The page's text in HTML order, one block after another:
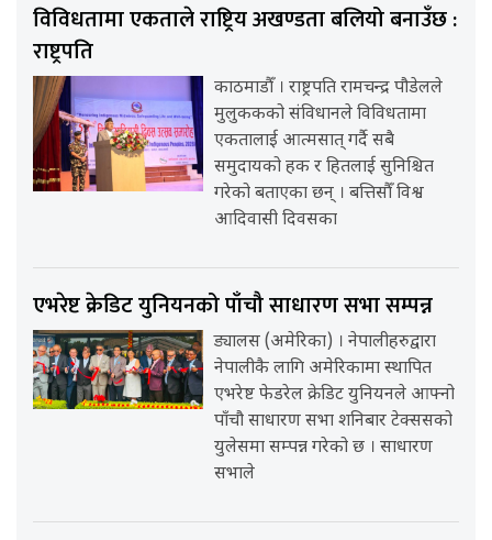
विविधतामा एकताले राष्ट्रिय अखण्डता बलियो बनाउँछ :
राष्ट्रपति
काठमाडौँ । राष्ट्रपति रामचन्द्र पौडेलले
मुलुककको संविधानले विविधतामा
एकतालाई आत्मसात् गर्दै सबै
समुदायको हक र हितलाई सुनिश्चित
गरेको बताएका छन् । बत्तिसौँ विश्व
आदिवासी दिवसका
एभरेष्ट क्रेडिट युनियनको पाँचौ साधारण सभा सम्पन्न
ड्यालस (अमेरिका) । नेपालीहरुद्वारा
नेपालीकै लागि अमेरिकामा स्थापित
एभरेष्ट फेडरेल क्रेडिट युनियनले आफ्नो
पाँचौ साधारण सभा शनिबार टेक्ससको
युलेसमा सम्पन्न गरेको छ । साधारण
सभाले